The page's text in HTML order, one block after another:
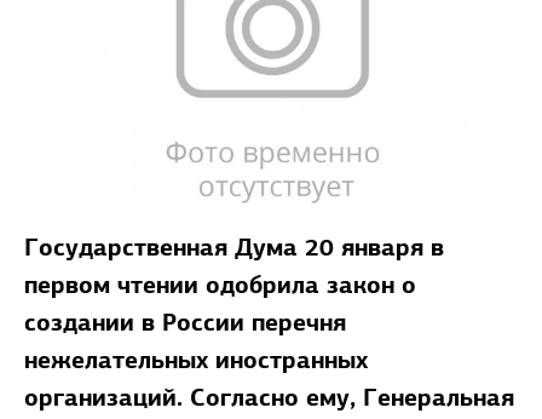
Государственная Дума 20 января в
первом чтении одобрила закон о
создании в России перечня
нежелательных иностранных
организаций. Согласно ему, Генеральная